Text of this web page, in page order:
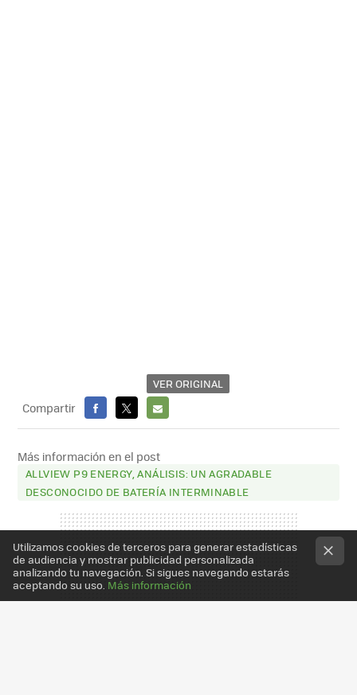
VER ORIGINAL
Compartir
FACEBOOK
X
E-
MAIL
Más información en el post
ALLVIEW P9 ENERGY, ANÁLISIS: UN AGRADABLE
DESCONOCIDO DE BATERÍA INTERMINABLE
Utilizamos cookies de terceros para generar estadísticas
de audiencia y mostrar publicidad personalizada
analizando tu navegación. Si sigues navegando estarás
aceptando su uso. Más información